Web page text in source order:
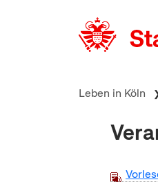
Leben in Köln